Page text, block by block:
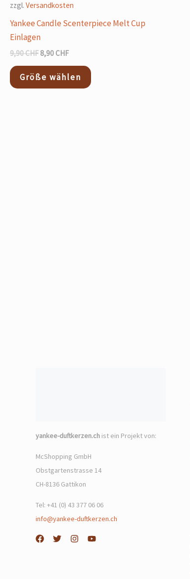
zzgl. Versandkosten
Yankee Candle Scenterpiece Melt Cup
Einlagen
9,90CHF 8,90 CHF
Größe wählen
gewählt
yankee-duftkerzen.ch ist ein Projekt von:
McShopping GmbH
Obstgartenstrasse 14
CH-8136 Gattikon
Tel: +41 (0) 43 377 06 06
info@yankee-duftkerzen.ch